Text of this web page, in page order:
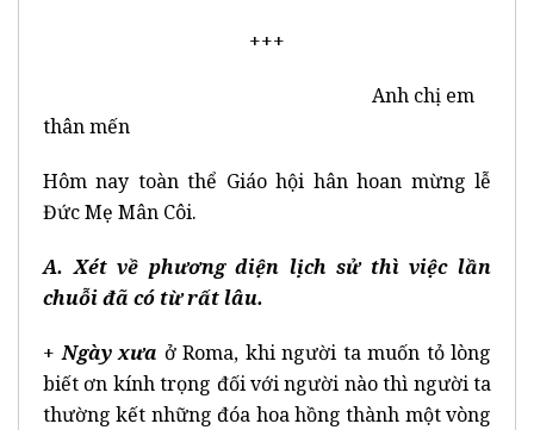
+++
Anh chị em
thân mến
Hôm nay toàn thể Giáo hội hân hoan mừng lễ
Đức Mẹ Mân Côi.
A. Xét về phương diện lịch sử thì việc lần
chuỗi đã có từ rất lâu.
+ Ngày xưa ở Roma, khi người ta muốn tỏ lòng
biết ơn kính trọng đối với người nào thì người ta
thường kết những đóa hoa hồng thành một vòng